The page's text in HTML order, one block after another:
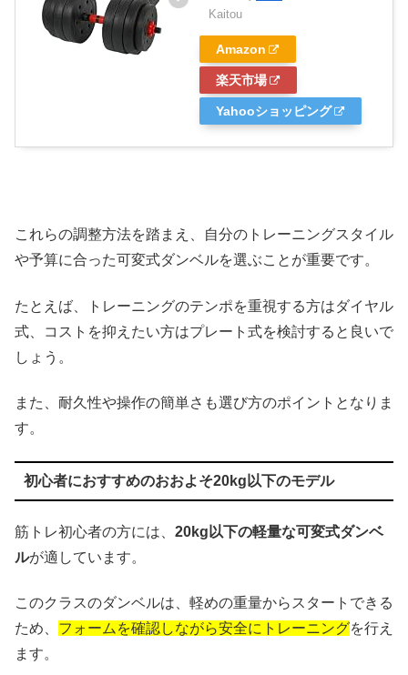
Kaitou
Amazon
楽天市場
Yahooショッピング
これらの調整方法を踏まえ、自分のトレーニングスタイル
や予算に合った可変式ダンベルを選ぶことが重要です。
たとえば、トレーニングのテンポを重視する方はダイヤル
式、コストを抑えたい方はプレート式を検討すると良いで
しょう。
また、耐久性や操作の簡単さも選び方のポイントとなりま
す。
初心者におすすめのおおよそ20kg以下のモデル
筋トレ初心者の方には、 20kg以下の軽量な可変式ダンベ
ルが適しています。
このクラスのダンベルは、軽めの重量からスタートできる
ため、 フォームを確認しながら安全にトレーニングを行え
ます。